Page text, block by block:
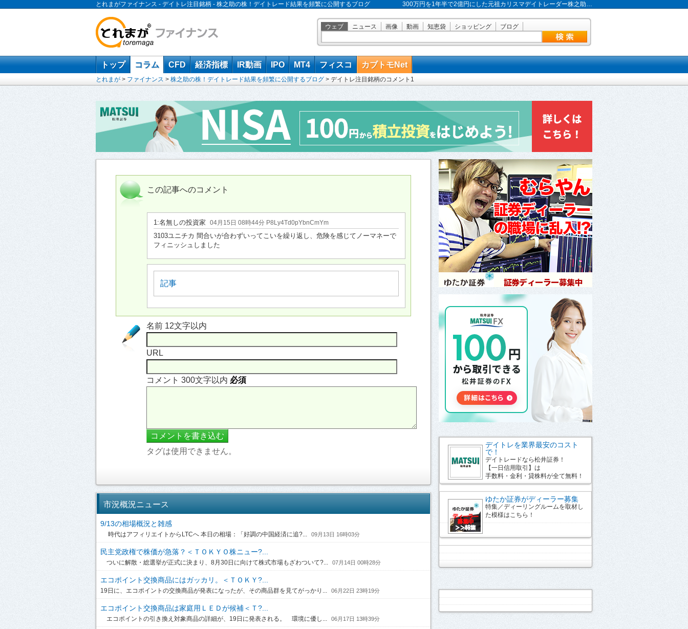
とれまがファイナンス - デイトレ注目銘柄 - 株之助の株！デイトレード結果を頻繁に公開するブログ 300万円を1年半で2億円にした元祖カリスマデイトレーダー株之助…
ウェブ ニュース 画像 動画 知恵袋 ショッピング ブログ
トップ コラム CFD 経済指標 IR動画 IPO MT4 フィスコ カブトモNet
とれまが > ファイナンス > 株之助の株！デイトレード結果を頻繁に公開するブログ > デイトレ注目銘柄のコメント1
この記事へのコメント
1:名無しの投資家 04月15日 08時44分 P8Ly4Td0pYbnCmYm
3103ユニチカ 間合いが合わずいってこいを繰り返し、危険を感じてノーマネーで
フィニッシュしました
記事
名前 12文字以内
URL
コメント 300文字以内 必須
タグは使用できません。
市況概況ニュース
9/13の相場概況と雑感
時代はアフィリエイトからLTCへ 本日の相場：「好調の中国経済に追?... 09月13日 16時03分
民主党政権で株価が急落？＜ＴＯＫＹＯ株ニュー?...
ついに解散・総選挙が正式に決まり、8月30日に向けて株式市場もざわついて?... 07月14日 00時28分
エコポイント交換商品にはガッカリ。＜ＴＯＫＹ?...
19日に、エコポイントの交換商品が発表になったが、その商品群を見てがっかり... 06月22日 23時19分
エコポイント交換商品は家庭用ＬＥＤが候補＜Ｔ?...
エコポイントの引き換え対象商品の詳細が、19日に発表される。 環境に優し... 06月17日 13時39分
デイトレを業界最安のコスト
で！
デイトレードなら松井証券！
【一日信用取引】は
手数料・金利・貸株料が全て無料！
ゆたか証券がディーラー募集
特集／ディーリングルームを取材し
た模様はこちら！